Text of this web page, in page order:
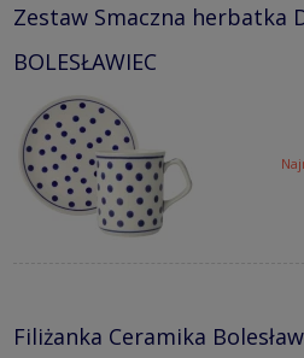
Zestaw Smaczna herbatka
BOLESŁAWIEC
Filiżanka Ceramika